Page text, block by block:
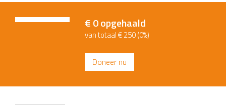
€ 0opgehaald
van totaal € 250 (0%)
Doneer nu